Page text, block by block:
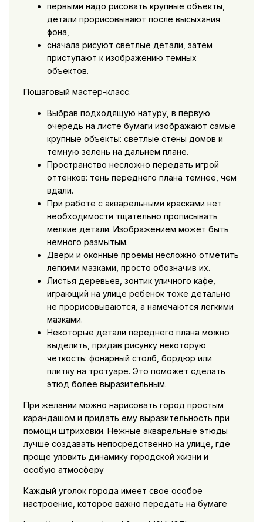
первыми надо рисовать крупные объекты,
детали прорисовывают после высыхания
фона,
сначала рисуют светлые детали, затем
приступают к изображению темных
объектов.
Пошаговый мастер-класс.
Выбрав подходящую натуру, в первую
очередь на листе бумаги изображают самые
крупные объекты: светлые стены домов и
темную зелень на дальнем плане.
Пространство несложно передать игрой
оттенков: тень переднего плана темнее, чем
вдали.
При работе с акварельными красками нет
необходимости тщательно прописывать
мелкие детали. Изображением может быть
немного размытым.
Двери и оконные проемы несложно отметить
легкими мазками, просто обозначив их.
Листья деревьев, зонтик уличного кафе,
играющий на улице ребенок тоже детально
не прорисовываются, а намечаются легкими
мазками.
Некоторые детали переднего плана можно
выделить, придав рисунку некоторую
четкость: фонарный столб, бордюр или
плитку на тротуаре. Это поможет сделать
этюд более выразительным.
При желании можно нарисовать город простым
карандашом и придать ему выразительность при
помощи штриховки. Нежные акварельные этюды
лучше создавать непосредственно на улице, где
проще уловить динамику городской жизни и
особую атмосферу
Каждый уголок города имеет свое особое
настроение, которое важно передать на бумаге